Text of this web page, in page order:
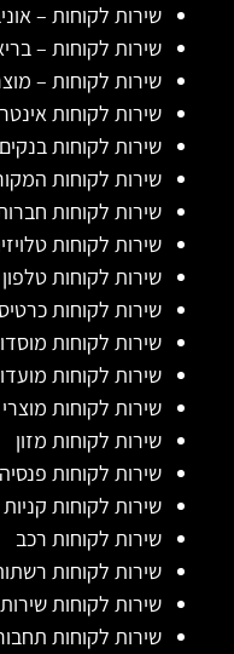
שירות לקוחות –
שירות לקוחות –
שירות לקוחות –
שירות לקוחות
שירות לקוחות
שירות לקוחות
שירות לקוחות
שירות לקוחות
שירות לקוחות טלפון
שירות לקוחות
שירות לקוחות
שירות לקוחות
שירות לקוחות
שירות לקוחות מזון
שירות לקוחות
שירות לקוחות קניות
שירות לקוחות רכב
שירות לקוחות
שירות לקוחות
שירות לקוחות